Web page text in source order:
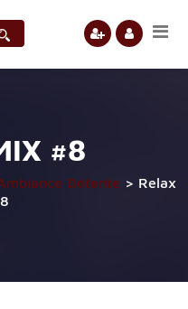
#8
Détente > Relax